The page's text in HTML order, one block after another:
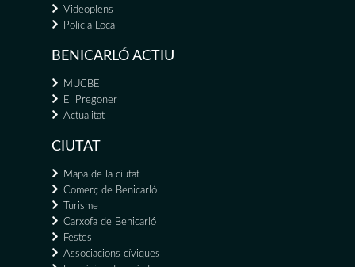
Videoplens
Policia Local
BENICARLÓ ACTIU
MUCBE
El Pregoner
Actualitat
CIUTAT
Mapa de la ciutat
Comerç de Benicarló
Turisme
Carxofa de Benicarló
Festes
Associacions cíviques